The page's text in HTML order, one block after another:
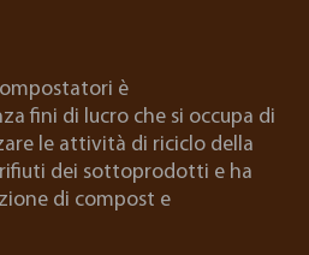
è
fini di lucro che si occupa di
le attività di riciclo della
dei sottoprodotti e ha
di compost e